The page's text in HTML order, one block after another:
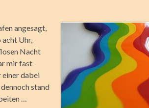
angesagt,
Uhr,
Nacht
mir fast
einer dabei
stand
…